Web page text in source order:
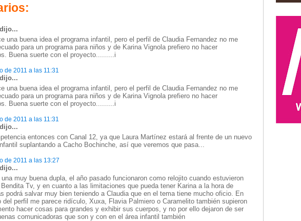
una buena idea el programa infantil, pero el perfil de Claudia Fernandez no me
para un programa para niños y de Karina Vignola prefiero no hacer
Buena suerte con el proyecto.........i
de 2011 a las 11:31
una buena idea el programa infantil, pero el perfil de Claudia Fernandez no me
para un programa para niños y de Karina Vignola prefiero no hacer
Buena suerte con el proyecto.........i
de 2011 a las 11:31
entonces con Canal 12, ya que Laura Martínez estará al frente de un nuevo
suplantando a Cacho Bochinche, así que veremos que pasa...
de 2011 a las 13:27
una muy buena dupla, el año pasado funcionaron como relojito cuando estuvieron
Bendita Tv, y en cuanto a las limitaciones que pueda tener Karina a la hora de
podrá salvar muy bien teniendo a Claudia que en el tema tiene mucho oficio. En
del perfil me parece ridículo, Xuxa, Flavia Palmiero o Caramelito también supieron
hacer cosas para grandes y exhibir sus cuerpos, y no por ello dejaron de ser
comunicadoras que son y con en el área infantil también